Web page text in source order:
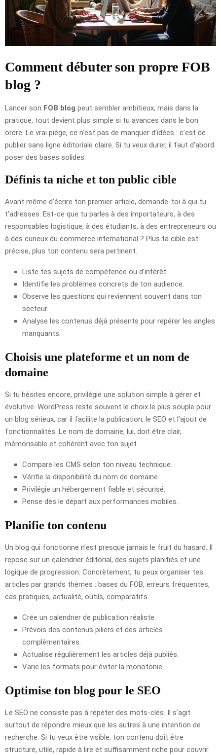
Comment débuter son propre FOB
blog ?
Lancer son FOB blog peut sembler ambitieux, mais dans la
pratique, tout devient plus simple si tu avances dans le bon
ordre. Le vrai piège, ce n’est pas de manquer d’idées : c’est de
publier sans ligne éditoriale claire. Si tu veux durer, il faut d’abord
poser des bases solides.
Définis ta niche et ton public cible
Avant même d’écrire ton premier article, demande-toi à qui tu
t’adresses. Est-ce que tu parles à des importateurs, à des
responsables logistique, à des étudiants, à des entrepreneurs ou
à des curieux du commerce international ? Plus ta cible est
précise, plus ton contenu sera pertinent.
Liste tes sujets de compétence ou d’intérêt.
Identifie les problèmes concrets de ton audience.
Observe les questions qui reviennent souvent dans ton
secteur.
Analyse les contenus déjà présents pour repérer les angles
manquants.
Choisis une plateforme et un nom de
domaine
Si tu hésites encore, privilégie une solution simple à gérer et
évolutive. WordPress reste souvent le choix le plus souple pour
un blog sérieux, car il facilite la publication, le SEO et l’ajout de
fonctionnalités. Le nom de domaine, lui, doit être clair,
mémorisable et cohérent avec ton sujet.
Compare les CMS selon ton niveau technique.
Vérifie la disponibilité du nom de domaine.
Privilégie un hébergement fiable et sécurisé.
Pense dès le départ aux performances mobiles.
Planifie ton contenu
Un blog qui fonctionne n’est presque jamais le fruit du hasard. Il
repose sur un calendrier éditorial, des sujets planifiés et une
logique de progression. Concrètement, tu peux organiser tes
articles par grands thèmes : bases du FOB, erreurs fréquentes,
cas pratiques, actualité, outils, comparatifs.
Crée un calendrier de publication réaliste.
Prévois des contenus piliers et des articles
complémentaires.
Actualise régulièrement les articles déjà publiés.
Varie les formats pour éviter la monotonie.
Optimise ton blog pour le SEO
Le SEO ne consiste pas à répéter des mots-clés. Il s’agit
surtout de répondre mieux que les autres à une intention de
recherche. Si tu veux être visible, ton contenu doit être
structuré, utile, rapide à lire et suffisamment riche pour couvrir